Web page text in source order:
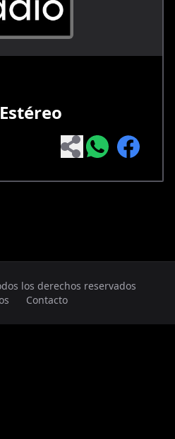
los derechos reservados
Contacto